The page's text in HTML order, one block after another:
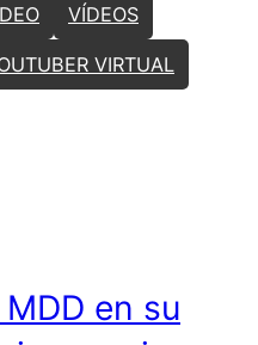
VÍDEOS
VIRTUAL
en su